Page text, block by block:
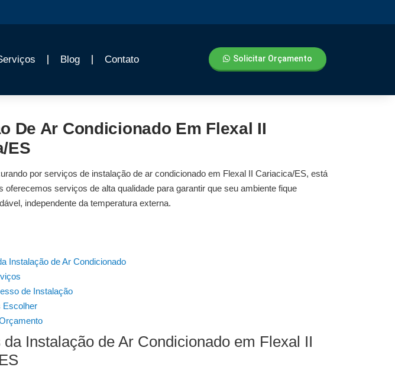
Blog Contato Solicitar Orçamento
De Ar Condicionado Em Flexal II
ES
por serviços de instalação de ar condicionado em Flexal II Cariacica/ES, está
oferecemos serviços de alta qualidade para garantir que seu ambiente fique
independente da temperatura externa.
Instalação de Ar Condicionado
de Instalação
Escolher
Instalação de Ar Condicionado em Flexal II